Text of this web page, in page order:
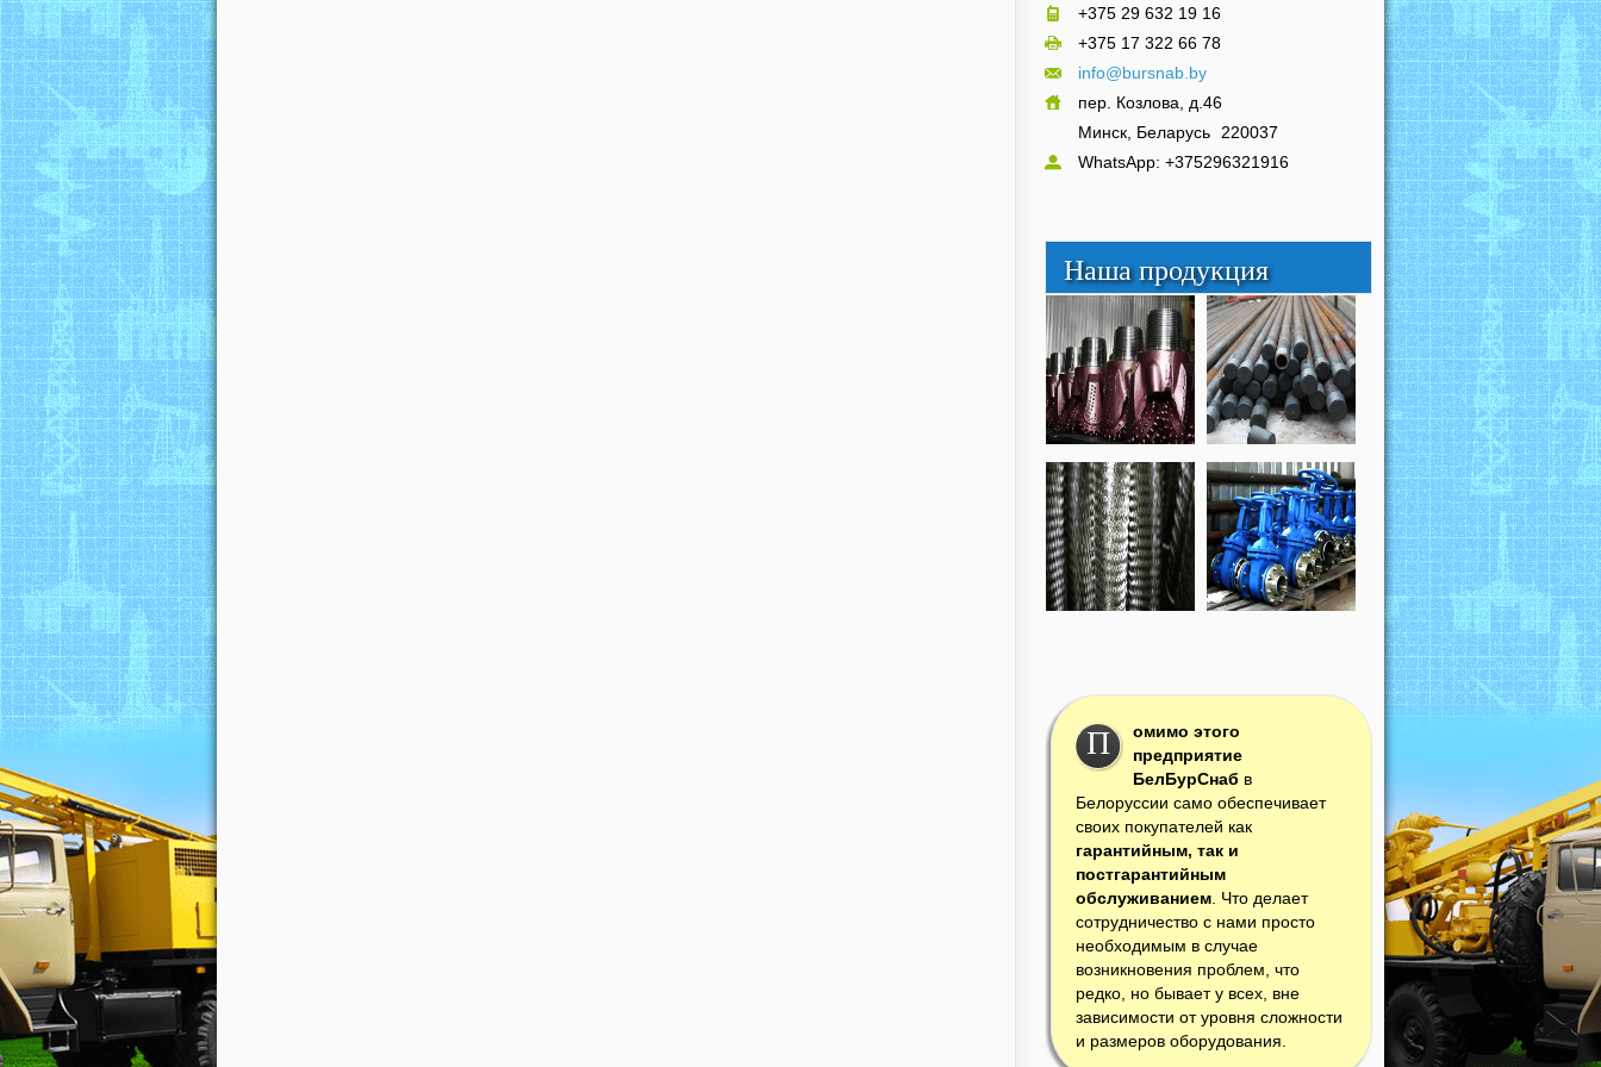
+375 29 632 19 16
+375 17 322 66 78
info@bursnab.by
пер. Козлова, д.46
Минск, Беларусь 220037
WhatsApp: +375296321916
Наша продукция
П
омимо этого
предприятие
БелБурСнаб в
Белоруссии само обеспечивает
своих покупателей как
гарантийным, так и
постгарантийным
обслуживанием. Что делает
сотрудничество с нами просто
необходимым в случае
возникновения проблем, что
редко, но бывает у всех, вне
зависимости от уровня сложности
и размеров оборудования.